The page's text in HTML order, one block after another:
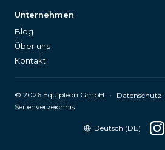
Unternehmen
Blog
Über uns
Kontakt
© 2026 Equipleon GmbH • Datenschutz
Seitenverzeichnis
Deutsch (DE)